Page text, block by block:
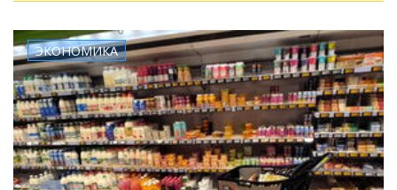
ЭКОНОМИКА